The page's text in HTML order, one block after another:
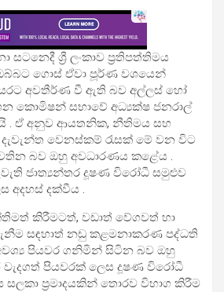
සටනෙදී ශ්‍රී ලංකාව ප්‍රතිපත්තිමය
ගොස් ඒවා පූර්ණ වශයෙන්
අවතීර්ණ වී ඇති බව අල්ලස් හෝ
කොමිෂන් සභාවේ අධ්‍යක්ෂ ජනරාල්
. ඒ අනුව ආයතනික, නීතිමය සහ
වෙනස්කම් රැසක් මේ වන විට
බව ඔහු අවධාරණය කළේය .
ජාත්‍යන්තර දූෂණ විරෝධී සමුළුව
අදහස් දක්වීය .
කිරීමටත්, වඩාත් වේගවත් හා
සඳහාත් නඩු කළමනාකරණ පද්ධති
පියවර ගනිමින් සිටින බව ඔහු
පියවරක් ලෙස දූෂණ විරෝධී
සලකා ප්‍රමාදයකින් තොරව විභාග කිරීම